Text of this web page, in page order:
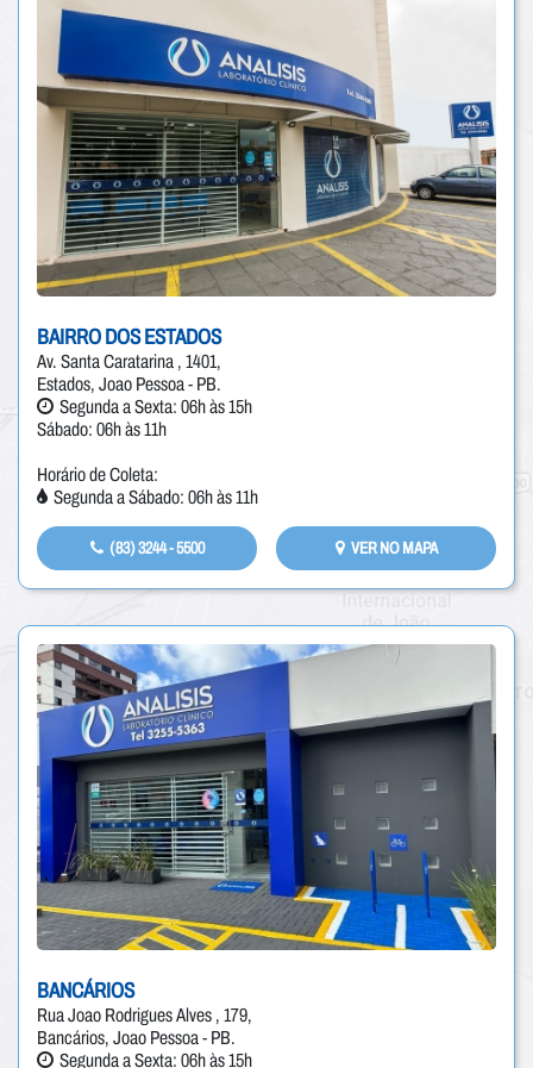
BAIRRO DOS ESTADOS
Av. Santa Caratarina , 1401,
Estados, Joao Pessoa - PB.
Segunda a Sexta: 06h às 15h
Sábado: 06h às 11h
Horário de Coleta:
Segunda a Sábado: 06h às 11h
(83) 3244 - 5500 VER NO MAPA
BANCÁRIOS
Rua Joao Rodrigues Alves , 179,
Bancários, Joao Pessoa - PB.
Segunda a Sexta: 06h às 15h